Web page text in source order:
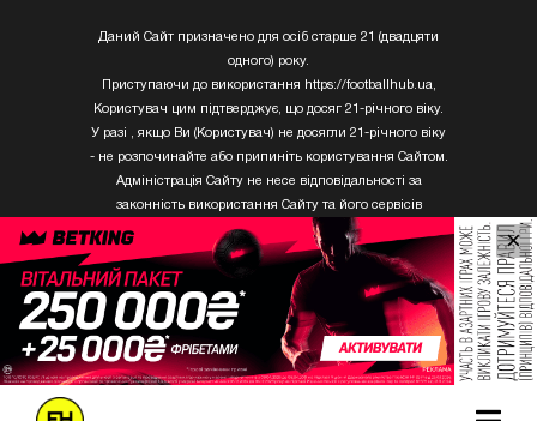
Даний Сайт призначено для осіб старше 21 (двадцяти
одного) року.
Приступаючи до використання https://footballhub.ua,
Користувач цим підтверджує, що досяг 21-річного віку.
У разі , якщо Ви (Користувач) не досягли 21-річного віку
- не розпочинайте або припиніть користування Сайтом.
Адміністрація Сайту не несе відповідальності за
законність використання Сайту та його сервісів
Користувачем, який не досяг 21-річного віку.
Твори Getty Images, що розміщені на сайті, не можуть
бути використані третіми особами без письмового
дозволу ТОВ «ГЛОБАЛ ІМІДЖЕС ЮКРЕЙН.
×